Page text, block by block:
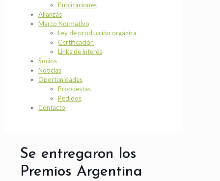
Publicaciones
Alianzas
Marco Normativo
Ley de producción orgánica
Certificación
Links de interés
Socios
Noticias
Oportunidades
Propuestas
Pedidos
Contacto
Se entregaron los
Premios Argentina